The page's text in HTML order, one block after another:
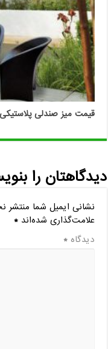
قیمت میز صندلی
دیدگاهتان را
نشانی ایمیل شما منتشر
علامت‌گذاری شده‌اند*
دیدگاه*